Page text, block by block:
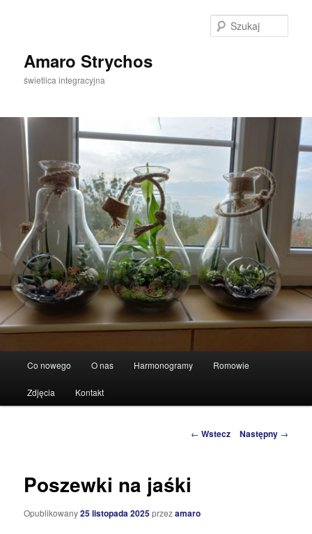
Amaro Strychos
świetlica integracyjna
Przeskocz
do
Co nowego O nas Harmonogramy Romowie
Zdjęcia Kontakt
Zobacz
← Wstecz Następny →
Poszewki na jaśki
Opublikowany25 listopada 2025przezamaro